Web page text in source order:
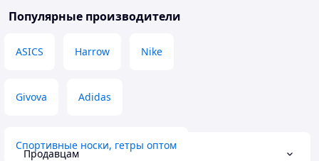
Популярные производители
ASICS Harrow Nike
Givova Adidas
Спортивные носки, гетры оптом
Продавцам